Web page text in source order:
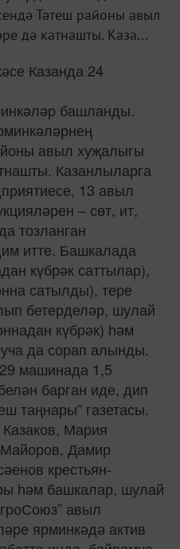
Тәтеш районы авыл
дә катнашты. Каза...
Казанда 24
башланды.
авыл хуҗалыгы
Казанлыларга
13 авыл
– сөт, ит,
тозланган
итте. Башкалада
күбрәк саттылар),
сатылды), тере
бетерделәр, шулай
күбрәк) һәм
да сорап алынды.
машинада 1,5
барган иде, дип
таңнары” газетасы.
Мария
Дамир
крестьян-
һәм башкалар, шулай
авыл
ярминкәдә актив